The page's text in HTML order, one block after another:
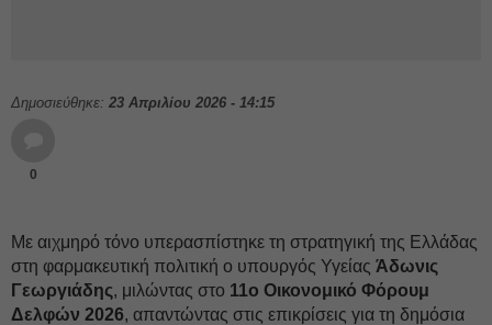
Δημοσιεύθηκε: 23 Απριλίου 2026 - 14:15
0
Με αιχμηρό τόνο υπερασπίστηκε τη στρατηγική της Ελλάδας
στη φαρμακευτική πολιτική ο υπουργός Υγείας Άδωνις
Γεωργιάδης, μιλώντας στο 11ο Οικονομικό Φόρουμ
Δελφών 2026, απαντώντας στις επικρίσεις για τη δημόσια